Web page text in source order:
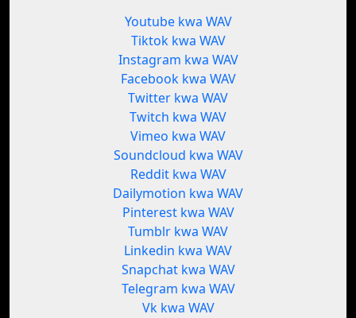
Youtube kwa WAV
Tiktok kwa WAV
Instagram kwa WAV
Facebook kwa WAV
Twitter kwa WAV
Twitch kwa WAV
Vimeo kwa WAV
Soundcloud kwa WAV
Reddit kwa WAV
Dailymotion kwa WAV
Pinterest kwa WAV
Tumblr kwa WAV
Linkedin kwa WAV
Snapchat kwa WAV
Telegram kwa WAV
Vk kwa WAV